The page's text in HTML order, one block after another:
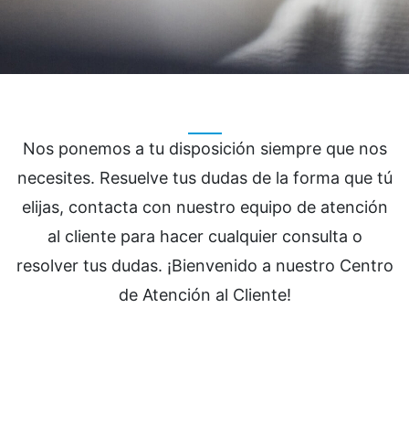
Nos ponemos a tu disposición siempre que nos
necesites. Resuelve tus dudas de la forma que tú
elijas, contacta con nuestro equipo de atención
al cliente para hacer cualquier consulta o
resolver tus dudas. ¡Bienvenido a nuestro Centro
de Atención al Cliente!